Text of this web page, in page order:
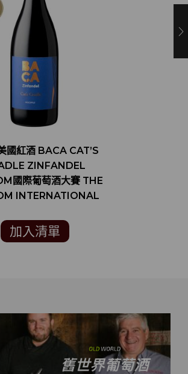
國紅酒 BACA CAT’S
ZINFANDEL
國際葡萄酒大賽 THE
INTERNATIONAL
加入清單